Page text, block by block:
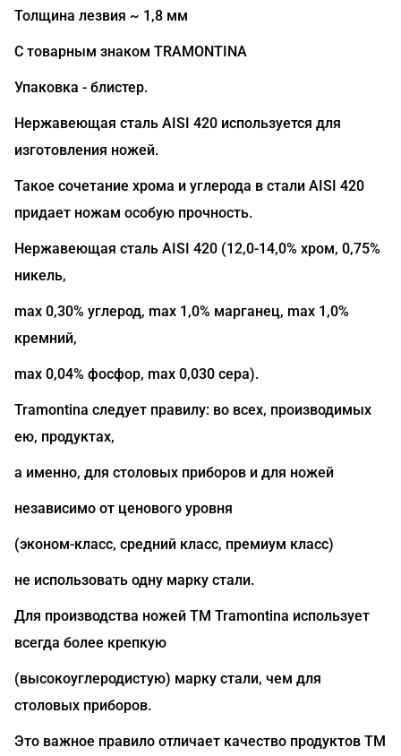
Толщина лезвия ~ 1,8 мм
С товарным знаком TRAMONTINA
Упаковка - блистер.
Нержавеющая сталь AISI 420 используется для
изготовления ножей.
Такое сочетание хрома и углерода в стали AISI 420
придает ножам особую прочность.
Нержавеющая сталь AISI 420 (12,0-14,0% хром, 0,75%
никель,
max 0,30% углерод, max 1,0% марганец, max 1,0%
кремний,
max 0,04% фосфор, max 0,030 сера).
Tramontina следует правилу: во всех, производимых
ею, продуктах,
а именно, для столовых приборов и для ножей
независимо от ценового уровня
(эконом-класс, средний класс, премиум класс)
не использовать одну марку стали.
Для производства ножей ТМ Tramontina использует
всегда более крепкую
(высокоуглеродистую) марку стали, чем для
столовых приборов.
Это важное правило отличает качество продуктов ТМ